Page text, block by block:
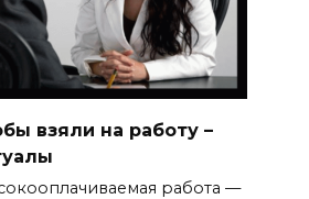
взяли на работу –
работа —